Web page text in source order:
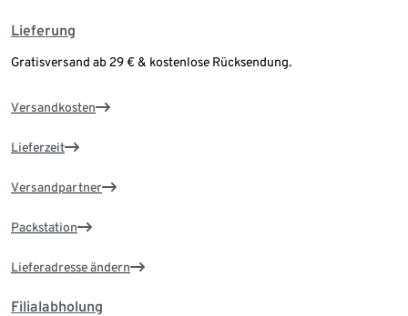
Lieferung
Gratisversand ab 29 € & kostenlose Rücksendung.
Versandkosten
Lieferzeit
Versandpartner
Packstation
Lieferadresse ändern
Filialabholung